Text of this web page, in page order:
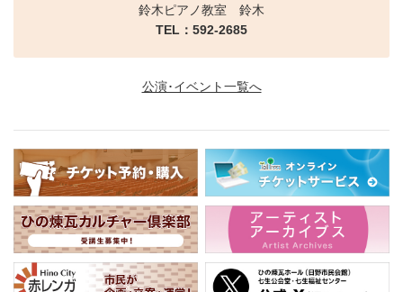
鈴木ピアノ教室 鈴木
TEL：592-2685
公演･イベント一覧へ